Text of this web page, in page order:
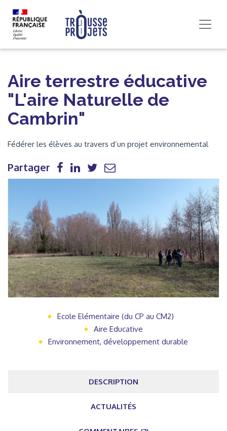
Aire terrestre éducative
"L'aire Naturelle de
Cambrin"
Fédérer les élèves au travers d’un projet environnemental
Partager
Ecole Elémentaire (du CP au CM2)
Aire Educative
Environnement, développement durable
DESCRIPTION
ACTUALITÉS